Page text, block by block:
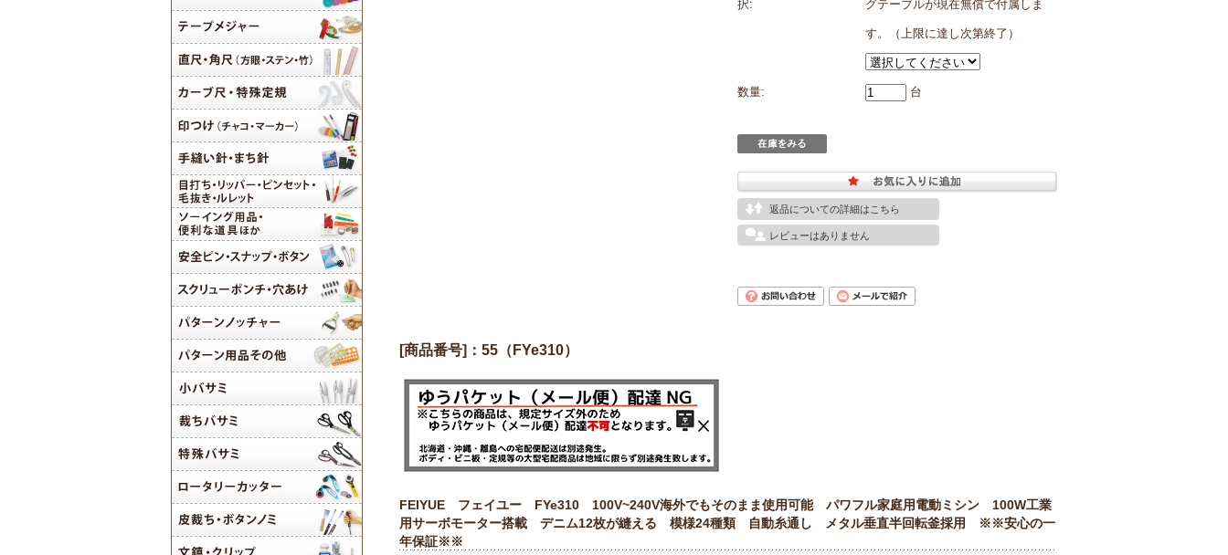
択: グテーブルが現在無償で付属しま
す。（上限に達し次第終了）
数量: 台
返品についての詳細はこちら
レビューはありません
[商品番号]：55（FYe310）
FEIYUE フェイユー FYe310 100V~240V海外でもそのまま使用可能 パワフル家庭用電動ミシン 100W工業
用サーボモーター搭載 デニム12枚が縫える 模様24種類 自動糸通し メタル垂直半回転釜採用 ※※安心の一
年保証※※